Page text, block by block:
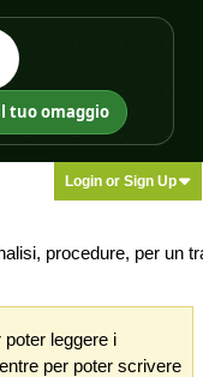
tuo omaggio
Login or Sign Up
procedure, per un
leggere i
per poter scrivere